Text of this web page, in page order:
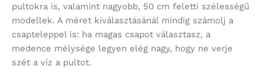
pultokra is, valamint nagyobb, 50 cm feletti szélességű
modellek. A méret kiválasztásánál mindig számolj a
csapteleppel is: ha magas csapot választasz, a
medence mélysége legyen elég nagy, hogy ne verje
szét a víz a pultot.